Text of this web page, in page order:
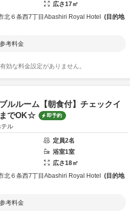
広さ17㎡
北６条西7丁目 Abashiri Royal Hotel
目的地
考料金
効な料金設定がありません。
ルルーム【朝食付】チェックイ
でOK☆
即予約
ル
定員2名
浴室1室
広さ18㎡
北６条西7丁目 Abashiri Royal Hotel
目的地
考料金